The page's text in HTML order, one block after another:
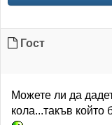
Гост
Можете ли да
кола...такъв